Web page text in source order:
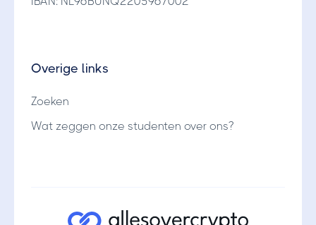
Overige links
Zoeken
Wat zeggen onze studenten over ons?